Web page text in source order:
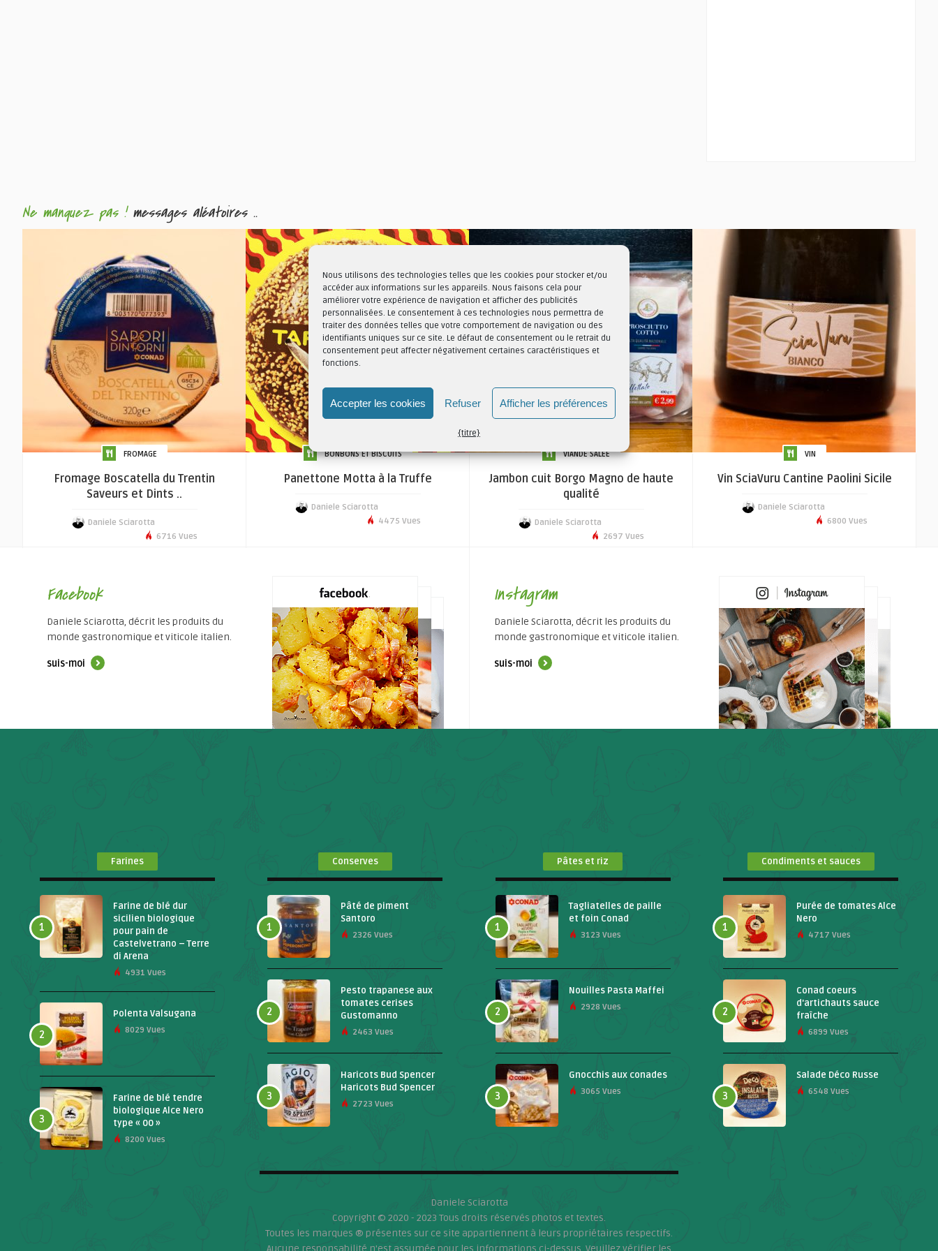
Nous utilisons des technologies telles que les cookies pour stocker et/ou
accéder aux informations sur les appareils. Nous faisons cela pour
améliorer votre expérience de navigation et afficher des publicités
personnalisées. Le consentement à ces technologies nous permettra de
traiter des données telles que votre comportement de navigation ou des
identifiants uniques sur ce site. Le défaut de consentement ou le retrait du
consentement peut affecter négativement certaines caractéristiques et
fonctions.
Accepter les cookies Refuser Afficher les préférences
{titre}
Ne manquez pas ! messages aléatoires ..
FROMAGE
Fromage Boscatella du Trentin
Saveurs et Dints ..
Daniele Sciarotta
6716 Vues
BONBONS ET BISCUITS
Panettone Motta à la Truffe
Daniele Sciarotta
4475 Vues
VIANDE SALÉE
Jambon cuit Borgo Magno de haute
qualité
Daniele Sciarotta
2697 Vues
VIN
Vin SciaVuru Cantine Paolini Sicile
Daniele Sciarotta
6800 Vues
Facebook
Daniele Sciarotta, décrit les produits du
monde gastronomique et viticole italien.
suis-moi
Instagram
Daniele Sciarotta, décrit les produits du
monde gastronomique et viticole italien.
suis-moi
Farines
1
Farine de blé dur
sicilien biologique
pour pain de
Castelvetrano – Terre
di Arena
4931 Vues
2
Polenta Valsugana
8029 Vues
3
Farine de blé tendre
biologique Alce Nero
type « 00 »
8200 Vues
Conserves
1
Pâté de piment
Santoro
2326 Vues
2
Pesto trapanese aux
tomates cerises
Gustomanno
2463 Vues
3
Haricots Bud Spencer
Haricots Bud Spencer
2723 Vues
Pâtes et riz
1
Tagliatelles de paille
et foin Conad
3123 Vues
2
Nouilles Pasta Maffei
2928 Vues
3
Gnocchis aux conades
3065 Vues
Condiments et sauces
1
Purée de tomates Alce
Nero
4717 Vues
2
Conad coeurs
d'artichauts sauce
fraîche
6899 Vues
3
Salade Déco Russe
6548 Vues
Daniele Sciarotta
Copyright © 2020 - 2023 Tous droits réservés photos et textes.
Toutes les marques ® présentes sur ce site appartiennent à leurs propriétaires respectifs.
Aucune responsabilité n'est assumée pour les informations ci-dessus. Veuillez vérifier les